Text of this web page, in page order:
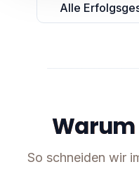
Alle
Warum
So schneiden wir